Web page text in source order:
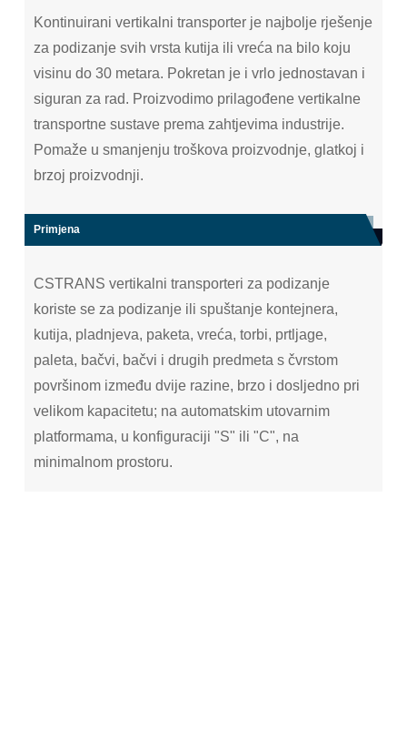
Kontinuirani vertikalni transporter je najbolje rješenje
za podizanje svih vrsta kutija ili vreća na bilo koju
visinu do 30 metara. Pokretan je i vrlo jednostavan i
siguran za rad. Proizvodimo prilagođene vertikalne
transportne sustave prema zahtjevima industrije.
Pomaže u smanjenju troškova proizvodnje, glatkoj i
brzoj proizvodnji.
Primjena
CSTRANS vertikalni transporteri za podizanje
koriste se za podizanje ili spuštanje kontejnera,
kutija, pladnjeva, paketa, vreća, torbi, prtljage,
paleta, bačvi, bačvi i drugih predmeta s čvrstom
površinom između dvije razine, brzo i dosljedno pri
velikom kapacitetu; na automatskim utovarnim
platformama, u konfiguraciji "S" ili "C", na
minimalnom prostoru.